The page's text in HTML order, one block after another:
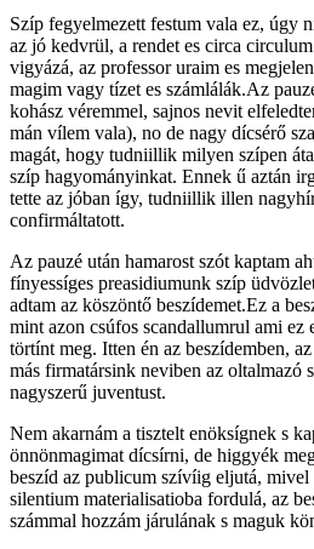
Szíp fegyelmezett festum vala ez, úgy
az jó kedvrül, a rendet es circa
vigyázá, az professor uraim es
magim vagy tízet es számlálák.Az
kohász véremmel, sajnos nevit
mán vílem vala), no de nagy dícsérő
magát, hogy tudniillik milyen szípen
szíp hagyományinkat. Ennek ű aztán
tette az jóban így, tudniillik illen
confirmáltatott.
Az pauzé után hamarost szót kaptam
fínyessíges preasidiumunk szíp
adtam az köszöntő beszídemet.Ez a
mint azon csúfos scandallumrul ami ez
törtínt meg. Itten én az beszídemben,
más firmatársink neviben az oltalmazó
nagyszerű juventust.
Nem akarnám a tisztelt enöksígnek s
önnönmagimat dícsírni, de higgyék
beszíd az publicum szívíig eljutá, mivel
silentium materialisatioba fordulá, az
számmal hozzám járulának s maguk